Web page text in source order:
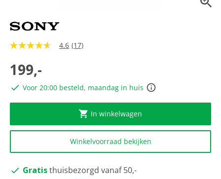
4.6
5
sterren,
gemiddelde
scorewaarde.
17
paginalink.
4.6 (17)
199,-
Voor 20:00 besteld, maandag in huis
In winkelwagen
Winkelvoorraad bekijken
Gratisthuisbezorgd vanaf 50,-